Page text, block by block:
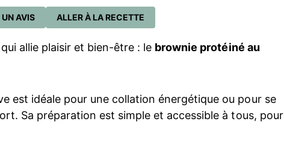
ALLER À LA RECETTE
UN AVIS
allie plaisir et bien-être : le brownie protéiné au
est idéale pour une collation énergétique ou pour se
Sa préparation est simple et accessible à tous, pour